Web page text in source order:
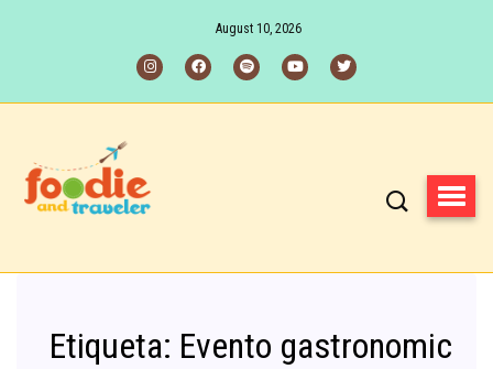
August 10, 2026
Etiqueta: Evento gastronomic